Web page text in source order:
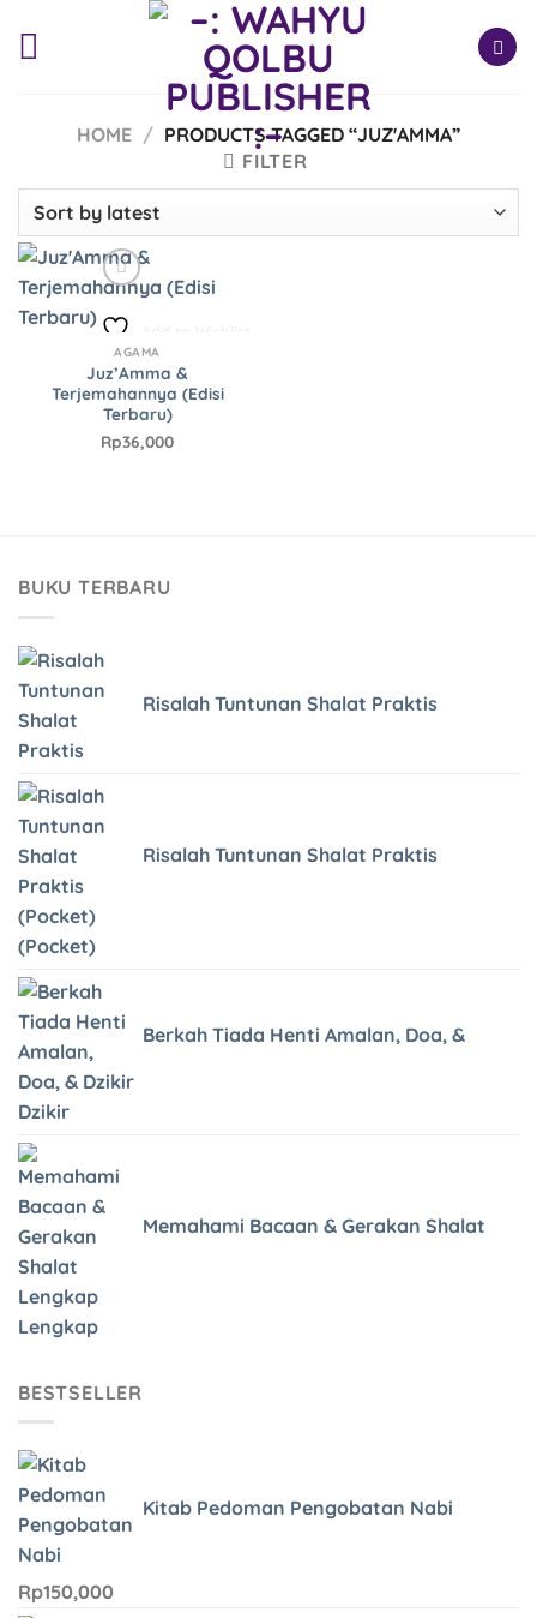
HOME / PRODUCTS TAGGED “JUZ'AMMA”
FILTER
AGAMA
Juz’Amma &
Terjemahannya (Edisi
Terbaru)
Rp36,000
BUKU TERBARU
Risalah Tuntunan Shalat Praktis
Risalah Tuntunan Shalat Praktis
(Pocket)
Berkah Tiada Henti Amalan, Doa, &
Dzikir
Memahami Bacaan & Gerakan Shalat
Lengkap
BESTSELLER
Kitab Pedoman Pengobatan Nabi
Rp150,000